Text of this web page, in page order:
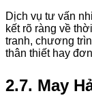
Dịch vụ tư vấn
kết rõ ràng về
tranh, chương
thân thiết hay
2.7. May